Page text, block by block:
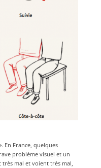
En France, quelques
problème visuel et un
mal et voient très mal,